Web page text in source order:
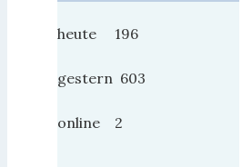
heute 196
gestern 603
online 2